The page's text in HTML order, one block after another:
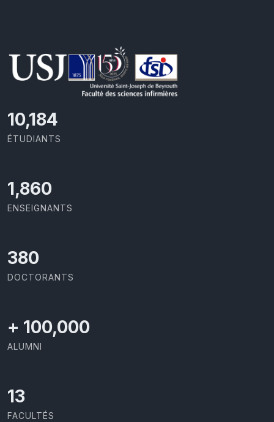
10,801
ÉTUDIANTS
1,973
ENSEIGNANTS
403
DOCTORANTS
+ 100,000
ALUMNI
13
FACULTÉS